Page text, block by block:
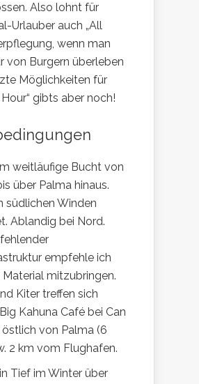
Also lohnt für
Urlauber auch „All
wenn man
von Burgern überleben
Möglichkeiten für
gibts aber noch!
weitläufige Bucht von
über Palma hinaus.
südlichen Winden
Ablandig bei Nord.
empfehle ich
Material mitzubringen.
Kiter treffen sich
Kahuna Café bei Can
östlich von Palma (6
2 km vom Flughafen.
Tief im Winter über